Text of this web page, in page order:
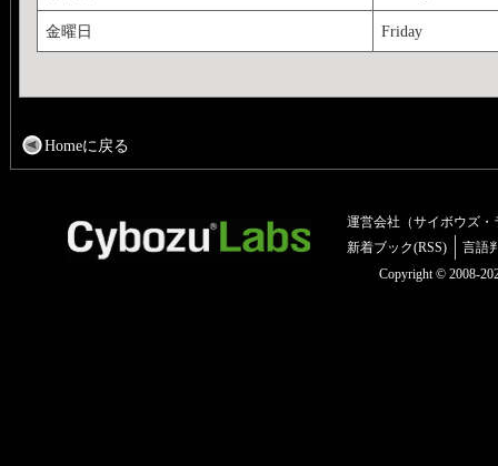
金曜日 Friday
Homeに戻る
運営会社（サイボウズ・
新着ブック(RSS)
言語
Copyright © 2008-